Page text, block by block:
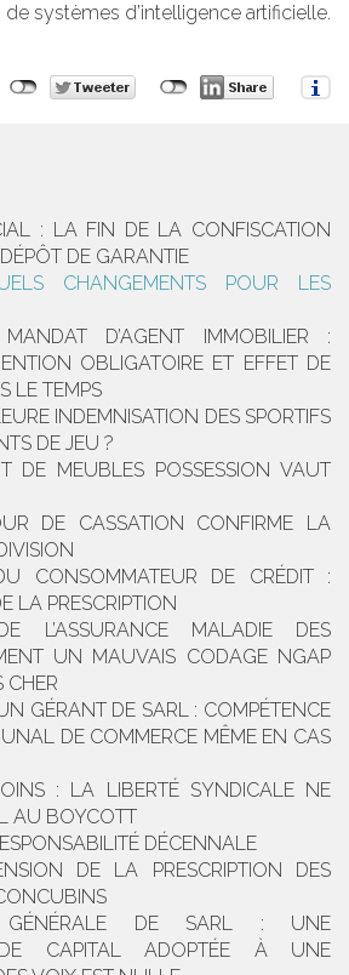
de systèmes d’intelligence artificielle.
: LA FIN DE LA CONFISCATION
DE GARANTIE
CHANGEMENTS POUR LES
D’AGENT IMMOBILIER :
OBLIGATOIRE ET EFFET DE
LE TEMPS
INDEMNISATION DES SPORTIFS
DE JEU ?
DE MEUBLES POSSESSION VAUT
DE CASSATION CONFIRME LA
CONSOMMATEUR DE CRÉDIT :
LA PRESCRIPTION
L’ASSURANCE MALADIE DES
UN MAUVAIS CODAGE NGAP
CHER
GÉRANT DE SARL : COMPÉTENCE
DE COMMERCE MÊME EN CAS
: LA LIBERTÉ SYNDICALE NE
AU BOYCOTT
DÉCENNALE
DE LA PRESCRIPTION DES
GÉNÉRALE DE SARL : UNE
DE CAPITAL ADOPTÉE À UNE